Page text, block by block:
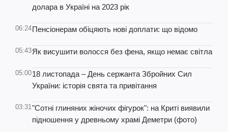
долара в Україні на 2023 рік
06:24Пенсіонерам обіцяють нові доплати: що відомо
05:43Як висушити волосся без фена, якщо немає світла
05:0018 листопада – День сержанта Збройних Сил
України: історія свята та привітання
03:31"Сотні глиняних жіночих фігурок": на Криті виявили
підношення у древньому храмі Деметри (фото)